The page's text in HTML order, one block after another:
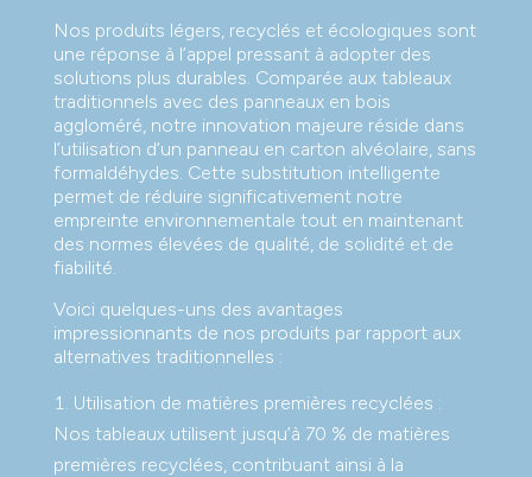
Nos produits légers, recyclés et écologiques sont
une réponse à l’appel pressant à adopter des
solutions plus durables. Comparée aux tableaux
traditionnels avec des panneaux en bois
aggloméré, notre innovation majeure réside dans
l’utilisation d’un panneau en carton alvéolaire, sans
formaldéhydes. Cette substitution intelligente
permet de réduire significativement notre
empreinte environnementale tout en maintenant
des normes élevées de qualité, de solidité et de
fiabilité.
Voici quelques-uns des avantages
impressionnants de nos produits par rapport aux
alternatives traditionnelles :
Utilisation de matières premières recyclées :
Nos tableaux utilisent jusqu’à 70 % de matières
premières recyclées, contribuant ainsi à la